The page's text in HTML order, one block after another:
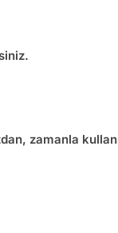
, zamanla